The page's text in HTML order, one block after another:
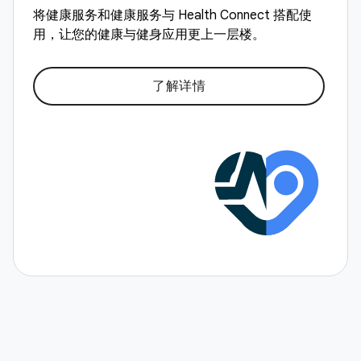
将健康服务和健康服务与 Health Connect 搭配使
用，让您的健康与健身应用更上一层楼。
了解详情